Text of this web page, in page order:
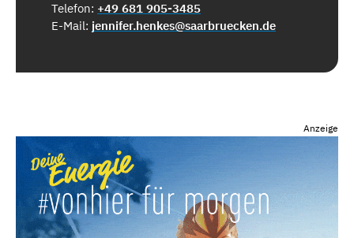
Telefon: +49 681 905-3485
E-Mail: jennifer.henkes@saarbruecken.de
Anzeige